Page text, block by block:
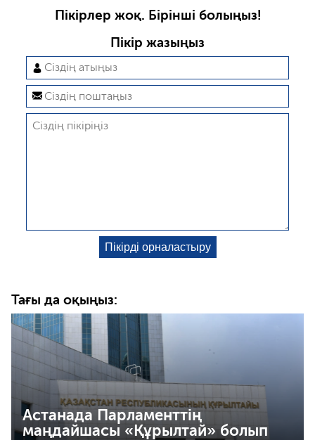
Пікірлер жоқ. Бірінші болыңыз!
Пікір жазыңыз
Тағы да оқыңыз:
Астанада Парламенттің
маңдайшасы «Құрылтай» болып